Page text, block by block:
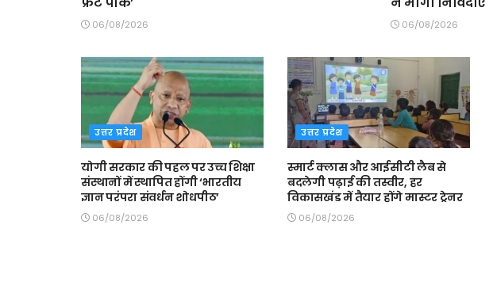
06/08/2026 06/08/2026
उत्तर प्रदेश
योगी सरकार की पहल पर उच्च शिक्षा
संस्थानों में स्थापित होंगी ‘भारतीय
ज्ञान परंपरा संवर्धन शोधपीठ’
06/08/2026
उत्तर प्रदेश
स्मार्ट क्लास और आईसीटी लैब से
बदलेगी पढ़ाई की तस्वीर, हर
विकासखंड में तैयार होंगे मास्टर ट्रेनर
06/08/2026